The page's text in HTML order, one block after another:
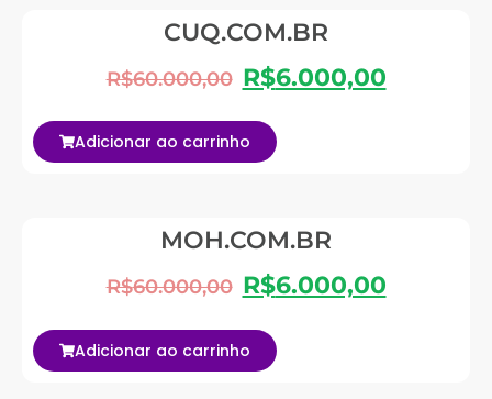
CUQ.COM.BR
R$60.000,00 R$6.000,00
Adicionar ao carrinho
MOH.COM.BR
R$60.000,00 R$6.000,00
Adicionar ao carrinho